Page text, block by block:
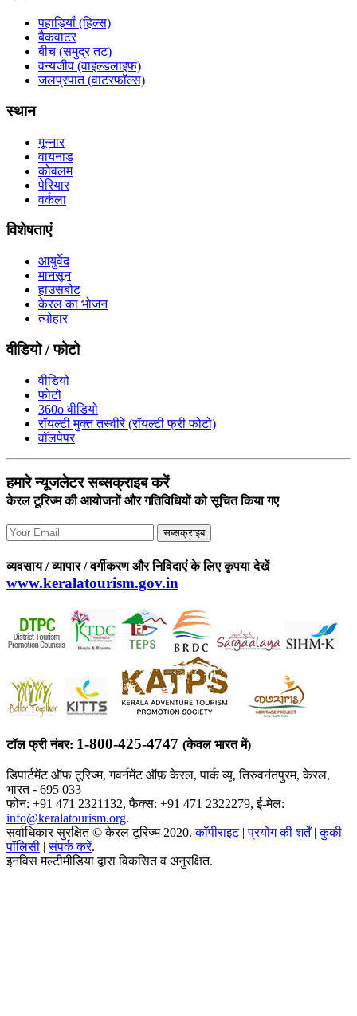
पहाड़ियाँ (हिल्स)
बैकवाटर
बीच (समुद्र तट)
वन्यजीव (वाइल्डलाइफ)
जलप्रपात (वाटरफॉल्स)
स्थान
मून्नार
वायनाड
कोवलम
पेरियार
वर्कला
विशेषताएं
आयुर्वेद
मानसून
हाउसबोट
केरल का भोजन
त्योहार
वीडियो / फोटो
वीडियो
फोटो
360o वीडियो
रॉयल्टी मुक्त तस्वीरें (रॉयल्टी फ्री फोटो)
वॉलपेपर
हमारे न्यूजलेटर सब्सक्राइब करें
केरल टूरिज्म की आयोजनों और गतिविधियों को सूचित किया गए
सब्सक्राइब
व्यवसाय / व्यापार / वर्गीकरण और निविदाएं के लिए कृपया देखें
www.keralatourism.gov.in
टॉल फ्री नंबर: 1-800-425-4747 (केवल भारत में)
डिपार्टमेंट ऑफ़ टूरिज्म, गवर्नमेंट ऑफ़ केरल, पार्क व्यू, तिरुवनंतपुरम, केरल,
भारत - 695 033
फोन: +91 471 2321132, फैक्स: +91 471 2322279, ई-मेल:
info@keralatourism.org.
सर्वाधिकार सुरक्षित © केरल टूरिज्म 2020.कॉपीराइट|प्रयोग की शर्तें|कुकी
पॉलिसी |संपर्क करें.
इनविस मल्टीमीडिया द्वारा विकसित व अनुरक्षित.